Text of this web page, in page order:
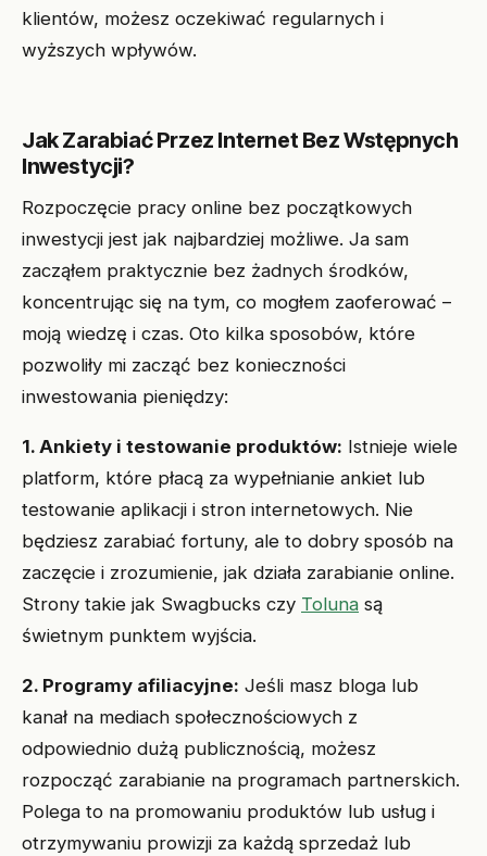
klientów, możesz oczekiwać regularnych i
wyższych wpływów.
Jak Zarabiać Przez Internet Bez Wstępnych
Inwestycji?
Rozpoczęcie pracy online bez początkowych
inwestycji jest jak najbardziej możliwe. Ja sam
zacząłem praktycznie bez żadnych środków,
koncentrując się na tym, co mogłem zaoferować –
moją wiedzę i czas. Oto kilka sposobów, które
pozwoliły mi zacząć bez konieczności
inwestowania pieniędzy:
1. Ankiety i testowanie produktów: Istnieje wiele
platform, które płacą za wypełnianie ankiet lub
testowanie aplikacji i stron internetowych. Nie
będziesz zarabiać fortuny, ale to dobry sposób na
zaczęcie i zrozumienie, jak działa zarabianie online.
Strony takie jak Swagbucks czy Toluna są
świetnym punktem wyjścia.
2. Programy afiliacyjne: Jeśli masz bloga lub
kanał na mediach społecznościowych z
odpowiednio dużą publicznością, możesz
rozpocząć zarabianie na programach partnerskich.
Polega to na promowaniu produktów lub usług i
otrzymywaniu prowizji za każdą sprzedaż lub